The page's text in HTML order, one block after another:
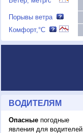
Порывы ветра
Комфорт,°C
ВОДИТЕЛЯМ
Опасныепогодные
явления для водителей